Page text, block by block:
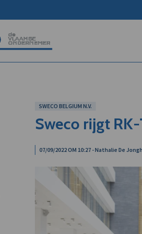
SWECO BELGIUM N.V.
Sweco rijgt
07/09/2022 OM 10:27 - Nathalie De Jongh